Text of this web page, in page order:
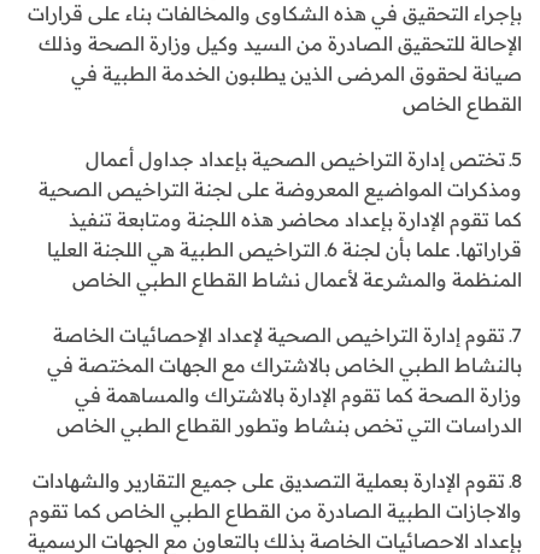
بإجراء التحقيق في هذه الشكاوى والمخالفات بناء على قرارات
الإحالة للتحقيق الصادرة من السيد وكيل وزارة الصحة وذلك
صيانة لحقوق المرضى الذين يطلبون الخدمة الطبية في
القطاع الخاص
5ـ تختص إدارة التراخيص الصحية بإعداد جداول أعمال
ومذكرات المواضيع المعروضة على لجنة التراخيص الصحية
كما تقوم الإدارة بإعداد محاضر هذه اللجنة ومتابعة تنفيذ
قراراتها. علما بأن لجنة 6ـ التراخيص الطبية هي اللجنة العليا
المنظمة والمشرعة لأعمال نشاط القطاع الطبي الخاص
7ـ تقوم إدارة التراخيص الصحية لإعداد الإحصائيات الخاصة
بالنشاط الطبي الخاص بالاشتراك مع الجهات المختصة في
وزارة الصحة كما تقوم الإدارة بالاشتراك والمساهمة في
الدراسات التي تخص بنشاط وتطور القطاع الطبي الخاص
8ـ تقوم الإدارة بعملية التصديق على جميع التقارير والشهادات
والاجازات الطبية الصادرة من القطاع الطبي الخاص كما تقوم
بإعداد الاحصائيات الخاصة بذلك بالتعاون مع الجهات الرسمية